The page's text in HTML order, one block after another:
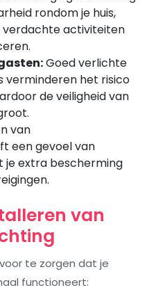
rondom je huis,
verdachte activiteiten
Goed verlichte
verminderen het risico
de veiligheid van
van
een gevoel van
je extra bescherming
van
te zorgen dat je
functioneert: